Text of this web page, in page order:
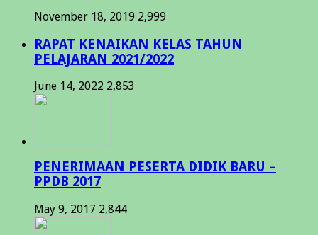
November 18, 2019 2,999
RAPAT KENAIKAN KELAS TAHUN
PELAJARAN 2021/2022
June 14, 2022 2,853
PENERIMAAN PESERTA DIDIK BARU –
PPDB 2017
May 9, 2017 2,844